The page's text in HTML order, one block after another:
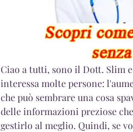
Ciao a tutti, sono il Dott. Slim
interessa molte persone:
che può sembrare una cosa
delle informazioni preziose
gestirlo al meglio. Quindi, se